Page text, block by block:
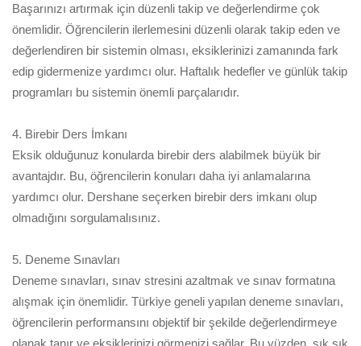
Başarınızı artırmak için düzenli takip ve değerlendirme çok
önemlidir. Öğrencilerin ilerlemesini düzenli olarak takip eden ve
değerlendiren bir sistemin olması, eksiklerinizi zamanında fark
edip gidermenize yardımcı olur. Haftalık hedefler ve günlük takip
programları bu sistemin önemli parçalarıdır.
4. Birebir Ders İmkanı
Eksik olduğunuz konularda birebir ders alabilmek büyük bir
avantajdır. Bu, öğrencilerin konuları daha iyi anlamalarına
yardımcı olur. Dershane seçerken birebir ders imkanı olup
olmadığını sorgulamalısınız.
5. Deneme Sınavları
Deneme sınavları, sınav stresini azaltmak ve sınav formatına
alışmak için önemlidir. Türkiye geneli yapılan deneme sınavları,
öğrencilerin performansını objektif bir şekilde değerlendirmeye
olanak tanır ve eksiklerinizi görmenizi sağlar. Bu yüzden, sık sık